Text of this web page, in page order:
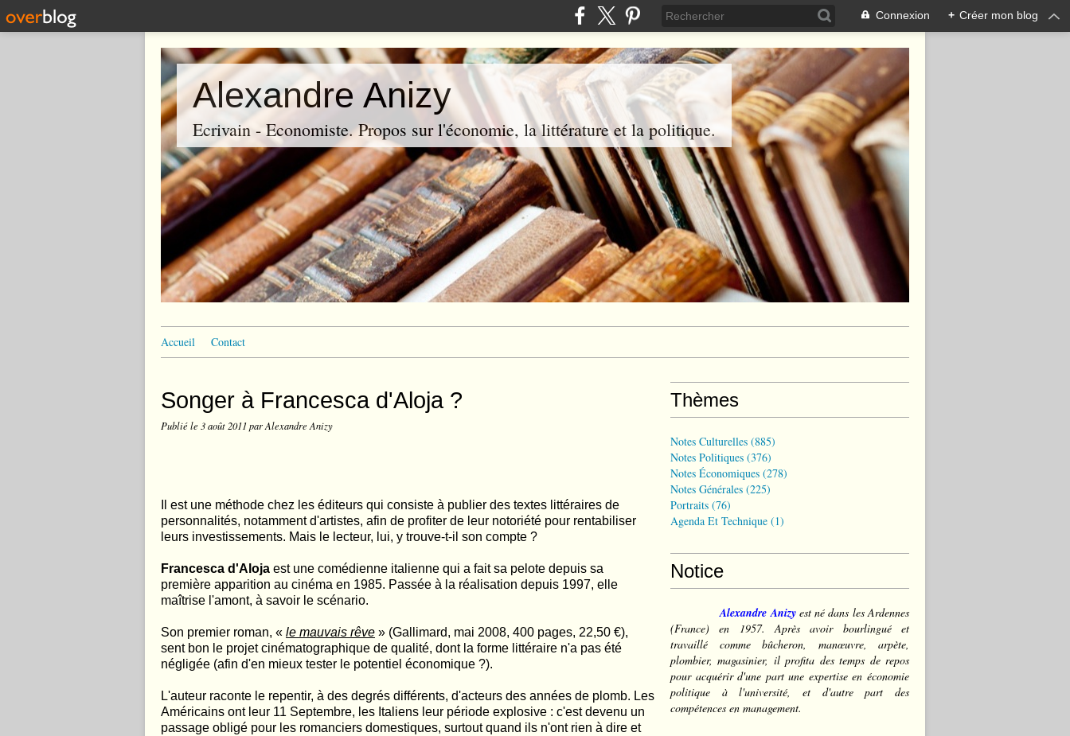
Connexion + Créer mon blog
Alexandre Anizy
Ecrivain - Economiste. Propos sur l'économie, la littérature et la politique.
Accueil Contact
Songer à Francesca d'Aloja ?
Publié le 3 août 2011par Alexandre Anizy
Il est une méthode chez les éditeurs qui consiste à publier des textes littéraires de
personnalités, notamment d'artistes, afin de profiter de leur notoriété pour rentabiliser
leurs investissements. Mais le lecteur, lui, y trouve-t-il son compte ?
Francesca d'Aloja est une comédienne italienne qui a fait sa pelote depuis sa
première apparition au cinéma en 1985. Passée à la réalisation depuis 1997, elle
maîtrise l'amont, à savoir le scénario.
Son premier roman, « le mauvais rêve » (Gallimard, mai 2008, 400 pages, 22,50 €),
sent bon le projet cinématographique de qualité, dont la forme littéraire n'a pas été
négligée (afin d'en mieux tester le potentiel économique ?).
L'auteur raconte le repentir, à des degrés différents, d'acteurs des années de plomb. Les
Américains ont leur 11 Septembre, les Italiens leur période explosive : c'est devenu un
passage obligé pour les romanciers domestiques, surtout quand ils n'ont rien à dire et
Thèmes
Notes Culturelles (885)
Notes Politiques (376)
Notes Économiques (278)
Notes Générales (225)
Portraits (76)
Agenda Et Technique (1)
Notice
Alexandre Anizy est né dans les Ardennes
(France) en 1957. Après avoir bourlingué et
travaillé comme bûcheron, manœuvre, arpète,
plombier, magasinier, il profita des temps de repos
pour acquérir d'une part une expertise en économie
politique à l'université, et d'autre part des
compétences en management.